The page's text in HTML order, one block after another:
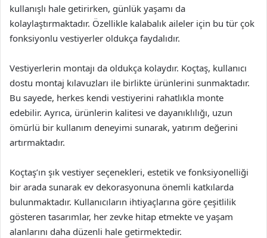
kullanışlı hale getirirken, günlük yaşamı da
kolaylaştırmaktadır. Özellikle kalabalık aileler için bu tür çok
fonksiyonlu vestiyerler oldukça faydalıdır.
Vestiyerlerin montajı da oldukça kolaydır. Koçtaş, kullanıcı
dostu montaj kılavuzları ile birlikte ürünlerini sunmaktadır.
Bu sayede, herkes kendi vestiyerini rahatlıkla monte
edebilir. Ayrıca, ürünlerin kalitesi ve dayanıklılığı, uzun
ömürlü bir kullanım deneyimi sunarak, yatırım değerini
artırmaktadır.
Koçtaş’ın şık vestiyer seçenekleri, estetik ve fonksiyonelliği
bir arada sunarak ev dekorasyonuna önemli katkılarda
bulunmaktadır. Kullanıcıların ihtiyaçlarına göre çeşitlilik
gösteren tasarımlar, her zevke hitap etmekte ve yaşam
alanlarını daha düzenli hale getirmektedir.